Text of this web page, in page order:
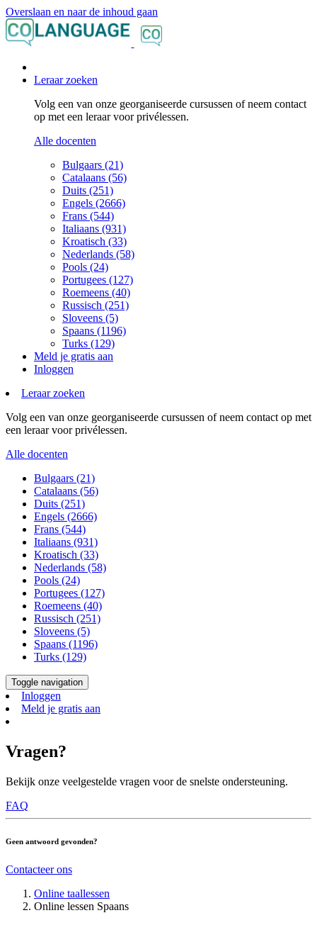
Overslaan en naar de inhoud gaan
Leraar zoeken
Volg een van onze georganiseerde cursussen of neem contact
op met een leraar voor privélessen.
Alle docenten
Bulgaars (21)
Catalaans (56)
Duits (251)
Engels (2666)
Frans (544)
Italiaans (931)
Kroatisch (33)
Nederlands (58)
Pools (24)
Portugees (127)
Roemeens (40)
Russisch (251)
Sloveens (5)
Spaans (1196)
Turks (129)
Meld je gratis aan
Inloggen
Leraar zoeken
Volg een van onze georganiseerde cursussen of neem contact op met
een leraar voor privélessen.
Alle docenten
Bulgaars (21)
Catalaans (56)
Duits (251)
Engels (2666)
Frans (544)
Italiaans (931)
Kroatisch (33)
Nederlands (58)
Pools (24)
Portugees (127)
Roemeens (40)
Russisch (251)
Sloveens (5)
Spaans (1196)
Turks (129)
Toggle navigation
Inloggen
Meld je gratis aan
Vragen?
Bekijk onze veelgestelde vragen voor de snelste ondersteuning.
FAQ
Geen antwoord gevonden?
Contacteer ons
Online taallessen
Online lessen Spaans